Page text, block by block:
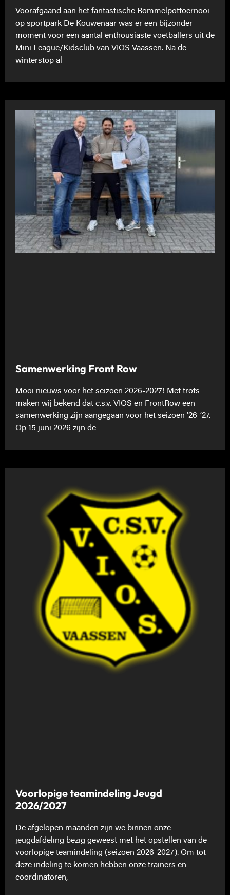
Voorafgaand aan het fantastische Rommelpottoernooi
op sportpark De Kouwenaar was er een bijzonder
moment voor een aantal enthousiaste voetballers uit de
Mini League/Kidsclub van VIOS Vaassen. Na de
winterstop al
Samenwerking Front Row
Mooi nieuws voor het seizoen 2026-2027! Met trots
maken wij bekend dat c.s.v. VIOS en FrontRow een
samenwerking zijn aangegaan voor het seizoen ’26-’27.
Op 15 juni 2026 zijn de
Voorlopige teamindeling Jeugd
2026/2027
De afgelopen maanden zijn we binnen onze
jeugdafdeling bezig geweest met het opstellen van de
voorlopige teamindeling (seizoen 2026-2027). Om tot
deze indeling te komen hebben onze trainers en
coördinatoren,